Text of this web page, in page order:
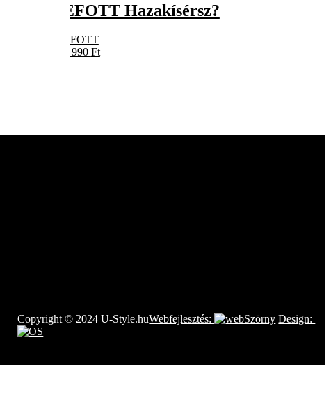
EFOTT Hazakísérsz?
EFOTT
5 990 Ft
Copyright © 2024 U-Style.huWebfejlesztés: Design: